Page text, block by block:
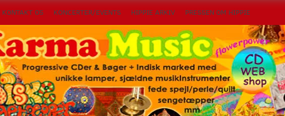
KONTAKT OS KONCERTER/EVENTS HIPPIE ARKIV PRESSEN OM HIPPIE